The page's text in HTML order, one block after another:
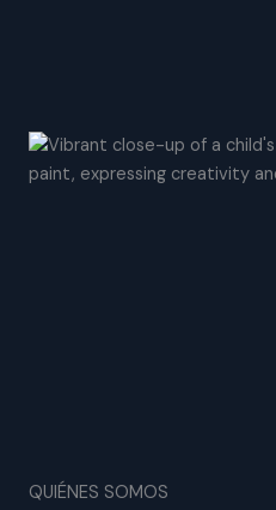
QUIÉNES SOMOS